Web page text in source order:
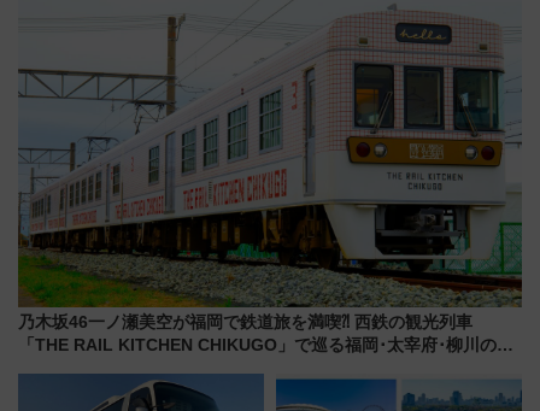
年7月23日開業）
乃木坂46一ノ瀬美空が福岡で鉄道旅を満喫⁈ 西鉄の観光列車
「THE RAIL KITCHEN CHIKUGO」で巡る福岡･太宰府･柳川の